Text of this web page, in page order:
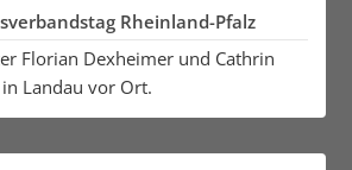
Rheinland-Pfalz
Florian Dexheimer und Cathrin
Landau vor Ort.